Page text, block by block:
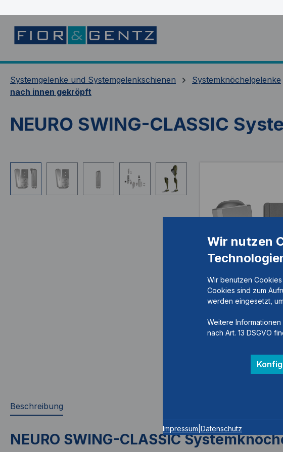
Systemgelenke und Systemgelenkschienen Systemknöchelgelenke
nach innen gekröpft
NEURO SWING-CLASSIC
Bildergalerie überspringen
Beschreibung
NEURO SWING-CLASSIC
Wir nutzen
Wir benutzen
Cookies sind zum
werden eingesetzt,
Weitere
nach Art. 13 DSGVO
Impressum Datenschutz